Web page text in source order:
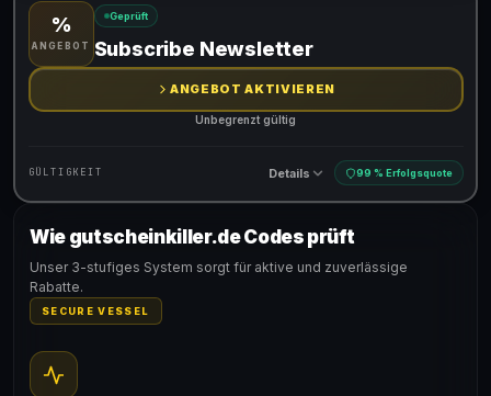
Gültig für teilnehmende Produkte
%
ANGEBOT
Geprüft
Subscribe Newsletter
ANGEBOT AKTIVIEREN
Unbegrenzt gültig
GÜLTIGKEIT Details 99 % Erfolgsquote
Gültig für teilnehmende Produkte
Wie gutscheinkiller.de Codes prüft
Unser 3-stufiges System sorgt für aktive und zuverlässige
Rabatte.
SECURE VESSEL